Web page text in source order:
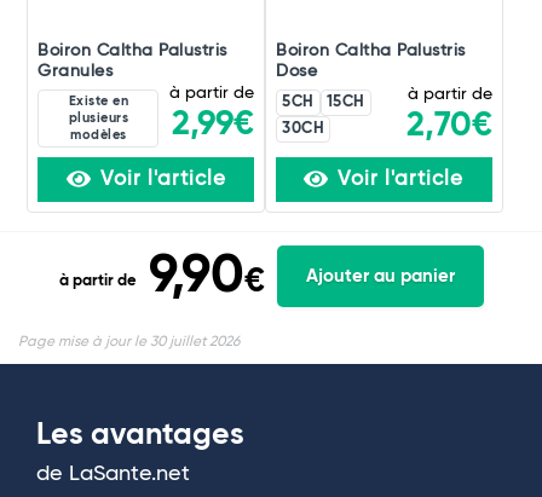
Boiron Caltha Palustris
Granules
Existe en
plusieurs
modèles
à partir de
2,99€
Voir l'article
Boiron Caltha Palustris
Dose
5CH
15CH
30CH
à partir de
2,70€
Voir l'article
à partir de 9,90€ Ajouter au panier
Page mise à jour le 30 juillet 2026
Les avantages
de LaSante.net